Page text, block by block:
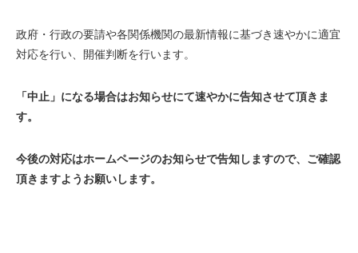
政府・行政の要請や各関係機関の最新情報に基づき速やかに適宜
対応を行い、開催判断を行います。
「中止」になる場合はお知らせにて速やかに告知させて頂きま
す。
今後の対応はホームページのお知らせで告知しますので、ご確認
頂きますようお願いします。